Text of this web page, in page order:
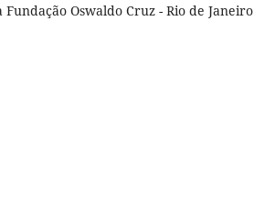
Fundação Oswaldo Cruz - Rio de Janeiro